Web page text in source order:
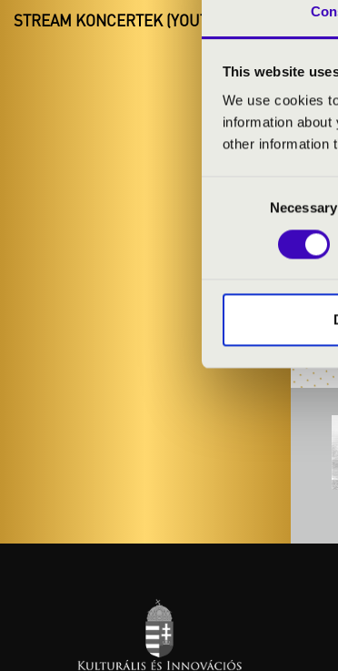
This website
We use cookies
information
other information
Necessary
STREAM KONCERTEK (YOUTUBE)